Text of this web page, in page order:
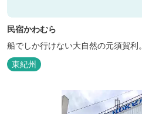
民宿かわむら
船でしか行けない大自然の元須賀利。
東紀州